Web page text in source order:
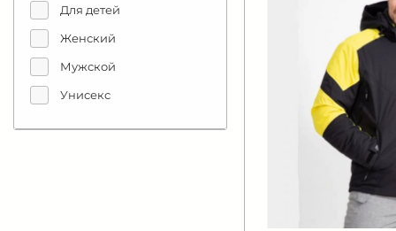
Для детей
Женский
Мужской
Унисекс